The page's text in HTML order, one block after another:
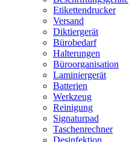
Etikettendrucker
Versand
Diktiergerät
Bürobedarf
Halterungen
Büroorganisation
Laminiergerät
Batterien
Werkzeug
Reinigung
Signaturpad
Taschenrechner
Desinfektion